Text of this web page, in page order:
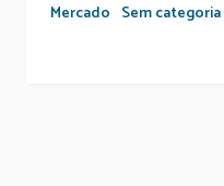
Mercado Sem categoria